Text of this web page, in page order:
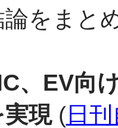
論をまと
、EV向
現(日